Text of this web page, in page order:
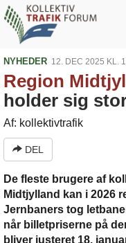
NYHEDER 12. DEC 2025 KL.
Region
holder sig
Af: kollektivtrafik
DEL
De fleste brugere af
Midtjylland kan i 2026
Jernbaners tog
når billetpriserne på
bliver justeret 18.